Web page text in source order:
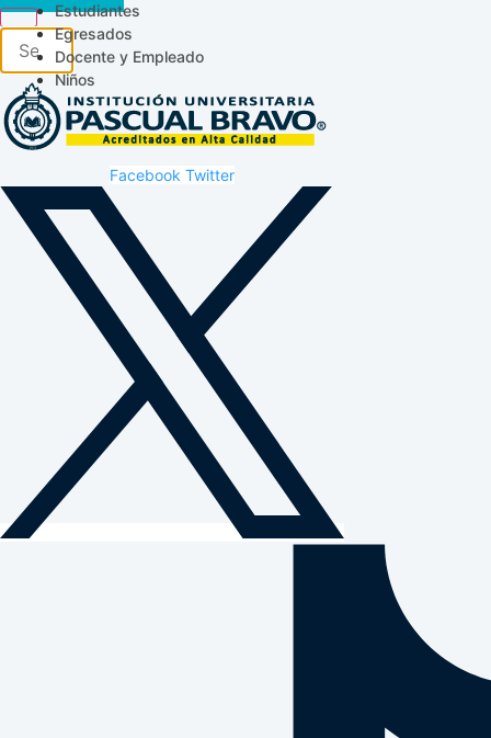
Estudiantes
Egresados
Docente y Empleado
Niños
Facebook Twitter